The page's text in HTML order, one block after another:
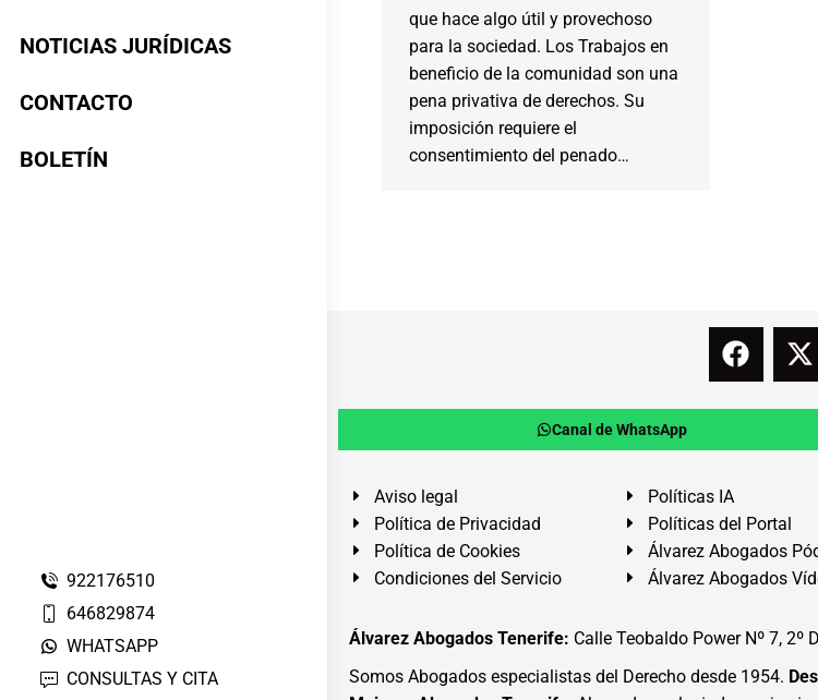
NOTICIAS JURÍDICAS
CONTACTO
BOLETÍN
922176510
646829874
WHATSAPP
CONSULTAS Y CITA
que hace algo útil y provechoso
para la sociedad. Los Trabajos en
beneficio de la comunidad son una
pena privativa de derechos. Su
imposición requiere el
consentimiento del penado…
Canal de WhatsApp
Aviso legal
Política de Privacidad
Política de Cookies
Condiciones del Servicio
Políticas IA
Políticas del Portal
Álvarez Abogados
Álvarez Abogados
Álvarez Abogados Tenerife: Calle Teobaldo Power Nº 7, 2º
Somos Abogados especialistas del Derecho desde 1954.